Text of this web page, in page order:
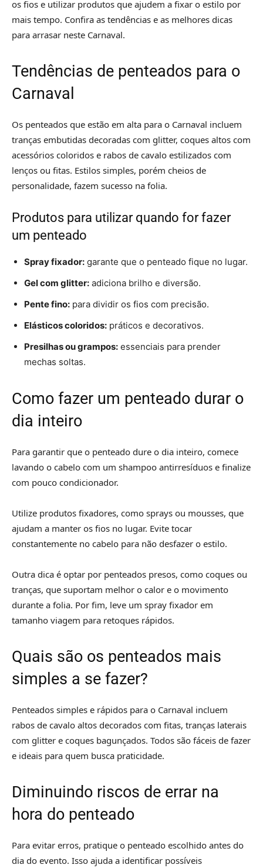
os fios e utilizar produtos que ajudem a fixar o estilo por
mais tempo. Confira as tendências e as melhores dicas
para arrasar neste Carnaval.
Tendências de penteados para o
Carnaval
Os penteados que estão em alta para o Carnaval incluem
tranças embutidas decoradas com glitter, coques altos com
acessórios coloridos e rabos de cavalo estilizados com
lenços ou fitas. Estilos simples, porém cheios de
personalidade, fazem sucesso na folia.
Produtos para utilizar quando for fazer
um penteado
Spray fixador: garante que o penteado fique no lugar.
Gel com glitter: adiciona brilho e diversão.
Pente fino: para dividir os fios com precisão.
Elásticos coloridos: práticos e decorativos.
Presilhas ou grampos: essenciais para prender
mechas soltas.
Como fazer um penteado durar o
dia inteiro
Para garantir que o penteado dure o dia inteiro, comece
lavando o cabelo com um shampoo antirresíduos e finalize
com pouco condicionador.
Utilize produtos fixadores, como sprays ou mousses, que
ajudam a manter os fios no lugar. Evite tocar
constantemente no cabelo para não desfazer o estilo.
Outra dica é optar por penteados presos, como coques ou
tranças, que suportam melhor o calor e o movimento
durante a folia. Por fim, leve um spray fixador em
tamanho viagem para retoques rápidos.
Quais são os penteados mais
simples a se fazer?
Penteados simples e rápidos para o Carnaval incluem
rabos de cavalo altos decorados com fitas, tranças laterais
com glitter e coques bagunçados. Todos são fáceis de fazer
e ideais para quem busca praticidade.
Diminuindo riscos de errar na
hora do penteado
Para evitar erros, pratique o penteado escolhido antes do
dia do evento. Isso ajuda a identificar possíveis